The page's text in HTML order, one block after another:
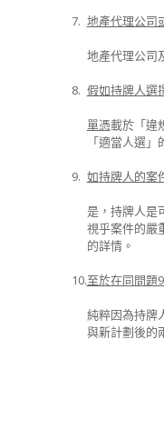
7. 地產代理公司
地產代理公司
8. 假如持牌人選
單憑載於「違
「適當人選」
9. 如持牌人的案
是，持牌人是
視乎案件的嚴
的詳情。
10.至於在同問題
純粹因為持牌
與新計劃後的